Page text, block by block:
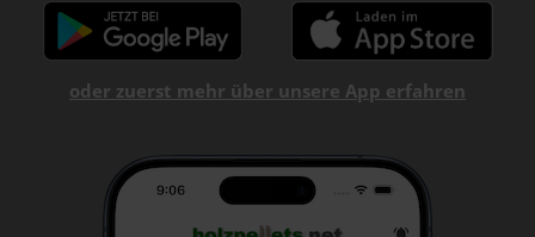
oder zuerst mehr über unsere App erfahren